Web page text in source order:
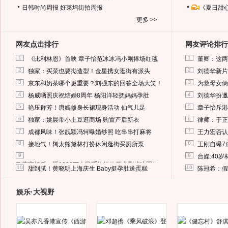
日韩时尚周报 好莱坞街拍周报
更多 >>
《夏日
网友点击排行
1 《比利林恩》首映 章子怡范冰冰冯小刚捧场红毯
2 独家：买菜也要拗造型！金星携女逛街有派头
3 京东和奶茶哪个更重要？刘强东的回答全场大笑！
4 杨威晒照庆祝结婚8周年 杨阳洋轻抚妈妈孕肚
5 艳压群芳！唐嫣修身长裙现身活动 仙气儿足
6 独家：姚晨带小土豆逛商场 购置产后新衣
7 成都风味！张靓颖冯轲曝婚纱照 吃串串打麻将
8 接地气！阔太熊黛林打扮休闲逛街买厕所泵
9
马蓉离婚后，砸1000万人民币给媒体要求删掉这照片
10 甜到腻！黄晓明上海庆生 Baby挺孕肚送蛋糕
网友评论排行
1 董卿：这
2 刘德华新
3 为救母女
4 刘德华扮
5 章子怡斥
6 律师：于
7 王力宏否
8 王刚自曝7
9 台媒:40岁
10 陈冠希：
娱乐·大视野